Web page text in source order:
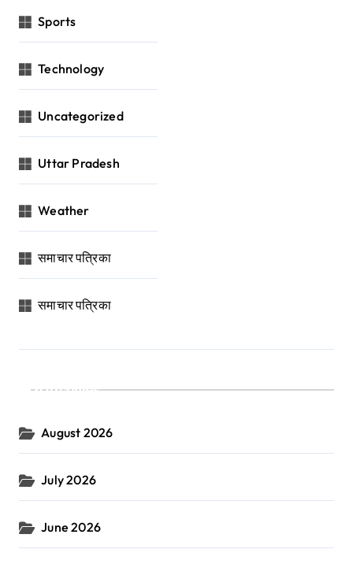
Sports
Technology
Uncategorized
Uttar Pradesh
Weather
समाचार पत्रिका
समाचार पत्रिका
Archives
August 2026
July 2026
June 2026